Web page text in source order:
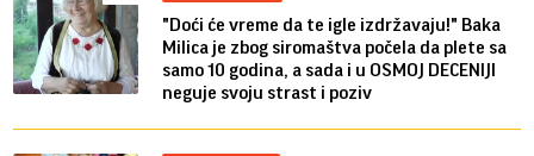
"Doći će vreme da te igle izdržavaju!" Baka
Milica je zbog siromaštva počela da plete sa
samo 10 godina, a sada i u OSMOJ DECENIJI
neguje svoju strast i poziv